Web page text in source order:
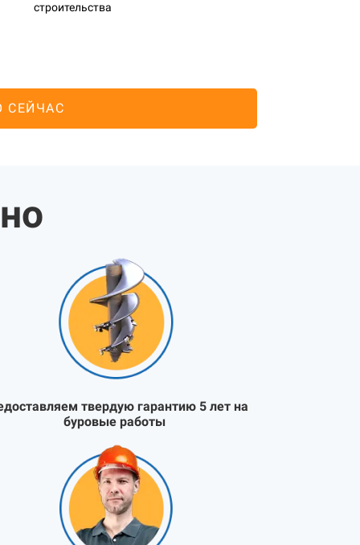
строительства
СЕЙЧАС
твердую гарантию 5 лет на
буровые работы